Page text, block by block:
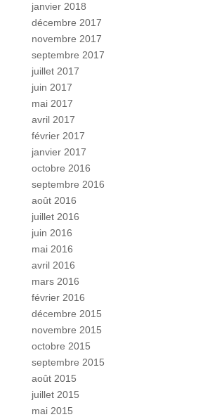
janvier 2018
décembre 2017
novembre 2017
septembre 2017
juillet 2017
juin 2017
mai 2017
avril 2017
février 2017
janvier 2017
octobre 2016
septembre 2016
août 2016
juillet 2016
juin 2016
mai 2016
avril 2016
mars 2016
février 2016
décembre 2015
novembre 2015
octobre 2015
septembre 2015
août 2015
juillet 2015
mai 2015